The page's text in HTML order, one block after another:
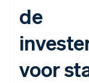
de
voor